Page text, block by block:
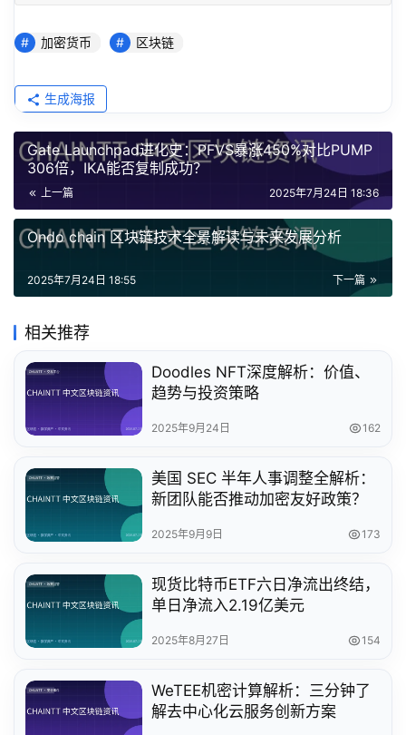
加密货币 区块链
生成海报
Gate Launchpad进化史：PFVS暴涨450%对比PUMP
306倍，IKA能否复制成功？
上一篇 2025年7月24日 18:36
Ondo chain 区块链技术全景解读与未来发展分析
下一篇
2025年7月24日 18:55
相关推荐
Doodles NFT深度解析：价值、
趋势与投资策略
2025年9月24日 162
美国 SEC 半年人事调整全解析：
新团队能否推动加密友好政策？
2025年9月9日 173
现货比特币ETF六日净流出终结，
单日净流入2.19亿美元
2025年8月27日 154
WeTEE机密计算解析：三分钟了
解去中心化云服务创新方案